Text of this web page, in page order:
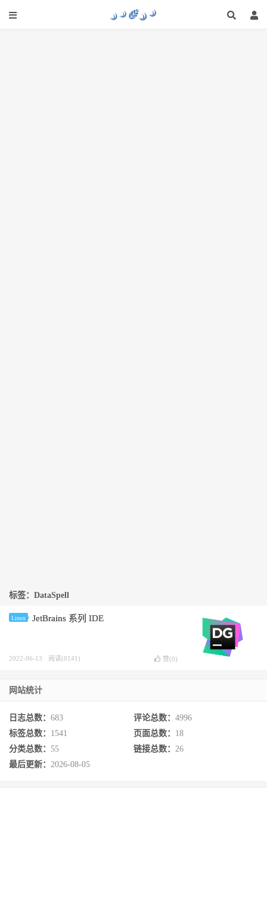
标签：DataSpell
Linux JetBrains 系列 IDE
2022-06-13 阅读(8141) 赞(0)
网站统计
日志总数： 683 评论总数： 4996
标签总数： 1541 页面总数： 18
分类总数： 55 链接总数： 26
最后更新： 2026-08-05